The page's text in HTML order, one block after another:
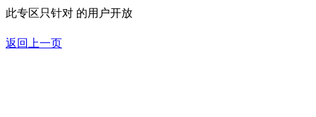
此专区只针对 的用户开放
返回上一页